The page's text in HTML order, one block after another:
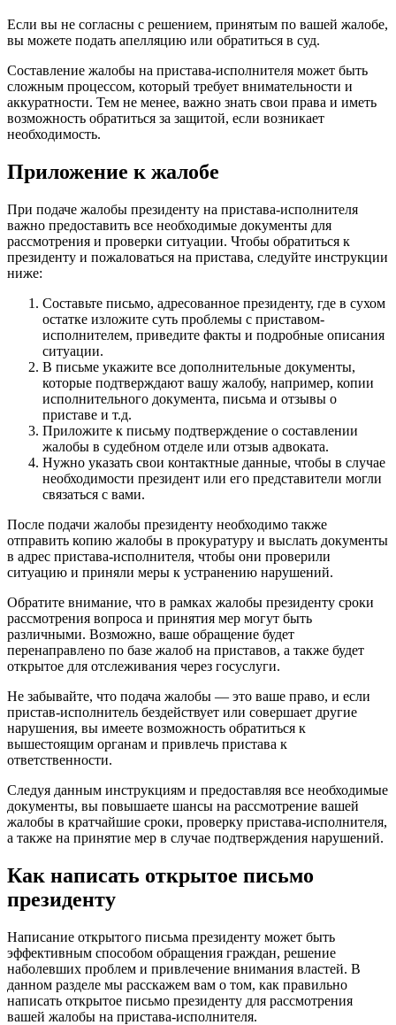
Если вы не согласны с решением, принятым по вашей жалобе,
вы можете подать апелляцию или обратиться в суд.
Составление жалобы на пристава-исполнителя может быть
сложным процессом, который требует внимательности и
аккуратности. Тем не менее, важно знать свои права и иметь
возможность обратиться за защитой, если возникает
необходимость.
Приложение к жалобе
При подаче жалобы президенту на пристава-исполнителя
важно предоставить все необходимые документы для
рассмотрения и проверки ситуации. Чтобы обратиться к
президенту и пожаловаться на пристава, следуйте инструкции
ниже:
Составьте письмо, адресованное президенту, где в сухом
остатке изложите суть проблемы с приставом-
исполнителем, приведите факты и подробные описания
ситуации.
В письме укажите все дополнительные документы,
которые подтверждают вашу жалобу, например, копии
исполнительного документа, письма и отзывы о
приставе и т.д.
Приложите к письму подтверждение о составлении
жалобы в судебном отделе или отзыв адвоката.
Нужно указать свои контактные данные, чтобы в случае
необходимости президент или его представители могли
связаться с вами.
После подачи жалобы президенту необходимо также
отправить копию жалобы в прокуратуру и выслать документы
в адрес пристава-исполнителя, чтобы они проверили
ситуацию и приняли меры к устранению нарушений.
Обратите внимание, что в рамках жалобы президенту сроки
рассмотрения вопроса и принятия мер могут быть
различными. Возможно, ваше обращение будет
перенаправлено по базе жалоб на приставов, а также будет
открытое для отслеживания через госуслуги.
Не забывайте, что подача жалобы — это ваше право, и если
пристав-исполнитель бездействует или совершает другие
нарушения, вы имеете возможность обратиться к
вышестоящим органам и привлечь пристава к
ответственности.
Следуя данным инструкциям и предоставляя все необходимые
документы, вы повышаете шансы на рассмотрение вашей
жалобы в кратчайшие сроки, проверку пристава-исполнителя,
а также на принятие мер в случае подтверждения нарушений.
Как написать открытое письмо
президенту
Написание открытого письма президенту может быть
эффективным способом обращения граждан, решение
наболевших проблем и привлечение внимания властей. В
данном разделе мы расскажем вам о том, как правильно
написать открытое письмо президенту для рассмотрения
вашей жалобы на пристава-исполнителя.